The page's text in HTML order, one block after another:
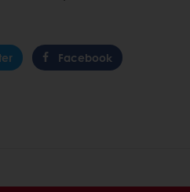
Facebook